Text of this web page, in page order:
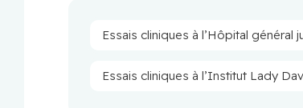
Essais cliniques à l’Hôpital général
Essais cliniques à l’Institut Lady